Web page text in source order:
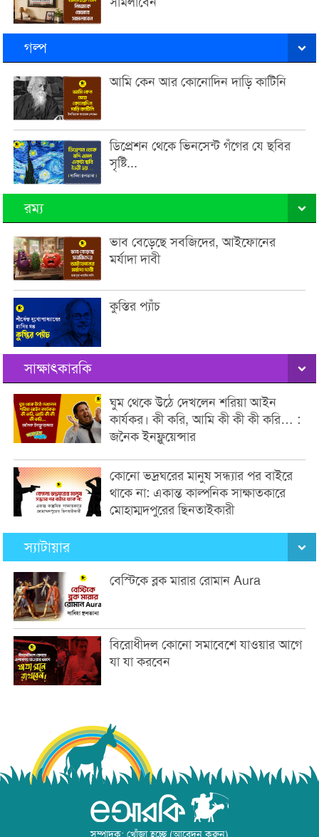
গল্প
আমি কেন আর কোনোদিন দাড়ি কাটিনি
ডিপ্রেশন থেকে ভিনসেন্ট গঁগের যে ছবির
সৃষ্টি...
রম্য
ভাব বেড়েছে সবজিদের, আইফোনের
মর্যাদা দাবী
কুস্তির প্যাঁচ
সাক্ষাৎকারকি
ঘুম থেকে উঠে দেখলেন শরিয়া আইন
কার্যকর। কী করি, আমি কী কী কী করি… :
জনৈক ইনফ্লুয়েন্সার
কোনো ভদ্রঘরের মানুষ সন্ধ্যার পর বাইরে
থাকে না: একান্ত কাল্পনিক সাক্ষাতকারে
মোহাম্মদপুরের ছিনতাইকারী
স্যাটায়ার
বেস্টিকে ব্লক মারার রোমান Aura
বিরোধীদল কোনো সমাবেশে যাওয়ার আগে
যা যা করবেন
সম্পাদক: খোঁজা হচ্ছে (আবেদন করুন)